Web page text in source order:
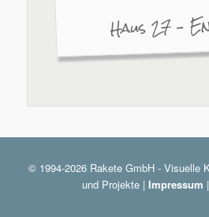
Haus 27 –
© 1994-2026 Rakete GmbH - Visuelle
und Projekte | Impressum |